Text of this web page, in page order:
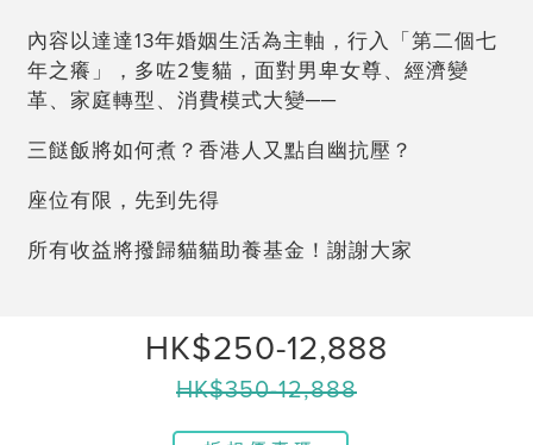
內容以達達13年婚姻生活為主軸，行入「第二個七
年之癢」，多咗2隻貓，面對男卑女尊、經濟變
革、家庭轉型、消費模式大變──
三餸飯將如何煮？香港人又點自幽抗壓？
座位有限，先到先得
所有收益將撥歸貓貓助養基金！謝謝大家
HK$250-12,888
HK$350-12,888